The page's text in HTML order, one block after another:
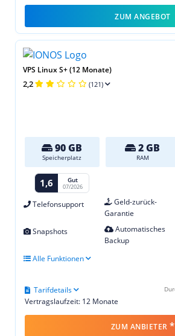
ZUM ANGEBOT
VPS Linux S+ (12 Monate)
2,2 (121)
90 GB
Speicherplatz
2 GB
RAM
1,6 Gut
07/2026
Telefonsupport
Geld-zurück-
Garantie
Snapshots
Automatisches
Backup
Alle Funktionen
Vertragslaufzeit: 12 Monate
Tarifdetails
ZUM ANBIETER *